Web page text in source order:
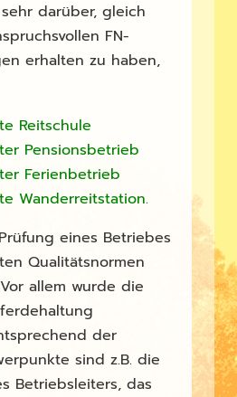
darüber, gleich
FN-
erhalten zu haben,
Reitschule
Pensionsbetrieb
Ferienbetrieb
Wanderreitstation.
eines Betriebes
Qualitätsnormen
allem wurde die
der
sind z.B. die
Betriebsleiters, das